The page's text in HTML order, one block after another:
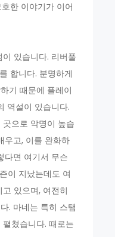
한 이야기가 이어
있습니다. 리버풀
합니다. 분명하게
기 때문에 플레이
역설이 있습니다.
으로 악명이 높습
우고, 이를 완화하
다면 여기서 무슨
이 지났는데도 여
있으며, 여전히
. 마네는 특히 스탬
쳤습니다. 때로는